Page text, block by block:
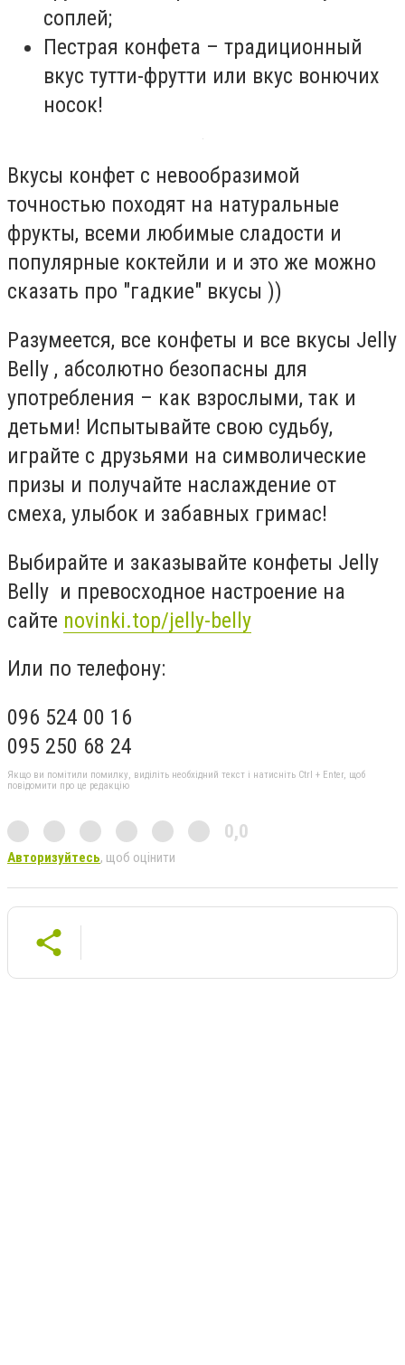
соплей;
Пестрая конфета – традиционный
вкус тутти-фрутти или вкус вонючих
носок!
Вкусы конфет с невообразимой
точностью походят на натуральные
фрукты, всеми любимые сладости и
популярные коктейли и и это же можно
сказать про "гадкие" вкусы ))
Разумеется, все конфеты и все вкусы Jelly
Belly , абсолютно безопасны для
употребления – как взрослыми, так и
детьми! Испытывайте свою судьбу,
играйте с друзьями на символические
призы и получайте наслаждение от
смеха, улыбок и забавных гримас!
Выбирайте и заказывайте конфеты Jelly
Belly и превосходное настроение на
сайте novinki.top/jelly-belly
Или по телефону:
096 524 00 16
095 250 68 24
Якщо ви помітили помилку, виділіть необхідний текст і натисніть Ctrl + Enter, щоб
повідомити про це редакцію
0,0
Авторизуйтесь, щоб оцінити